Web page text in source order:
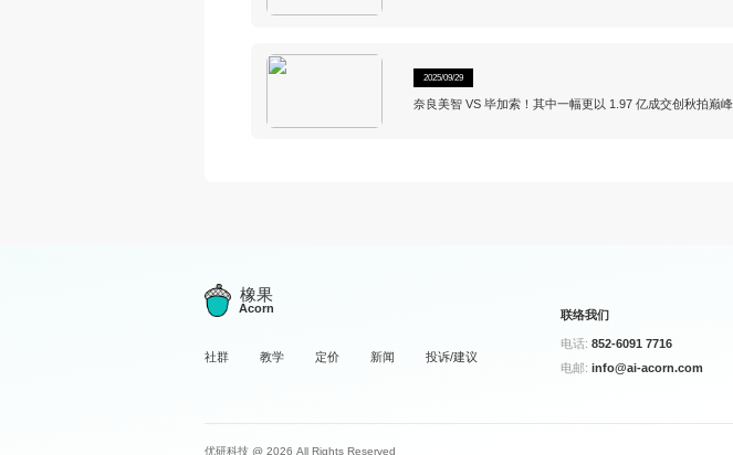
2025/09/29
奈良美智 VS 毕加索！其中一幅更以 1.97 亿成交创秋拍巅
橡果
Acorn
社群 教学 定价 新闻 投诉/建议
联络我们
电话: 852-6091 7716
电邮: info@ai-acorn.com
优研科技 @ 2026 All Rights Reserved